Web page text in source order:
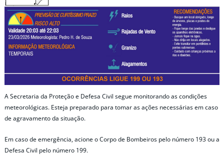
A Secretaria da Proteção e Defesa Civil segue monitorando as condições
meteorológicas. Esteja preparado para tomar as ações necessárias em caso
de agravamento da situação.
Em caso de emergência, acione o Corpo de Bombeiros pelo número 193 ou a
Defesa Civil pelo número 199.